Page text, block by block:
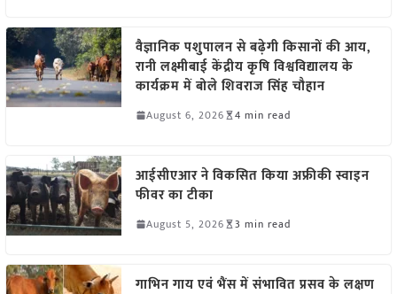
वैज्ञानिक पशुपालन से बढ़ेगी किसानों की आय,
रानी लक्ष्मीबाई केंद्रीय कृषि विश्वविद्यालय के
कार्यक्रम में बोले शिवराज सिंह चौहान
August 6, 2026 4 min read
आईसीएआर ने विकसित किया अफ्रीकी स्वाइन
फीवर का टीका
August 5, 2026 3 min read
गाभिन गाय एवं भैंस में संभावित प्रसव के लक्षण